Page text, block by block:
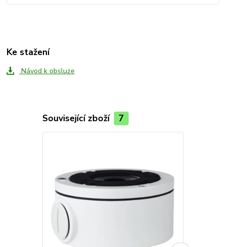
Ke stažení
Návod k obsluze
Související zboží 7